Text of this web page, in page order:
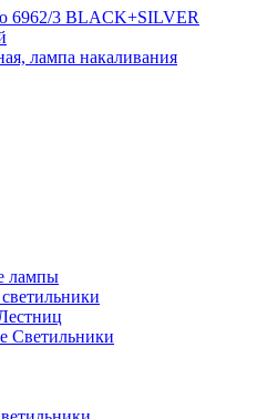
6962/3 BLACK+SILVER
лампа накаливания
лампы
Светильники